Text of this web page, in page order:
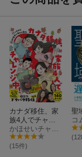
カナダ移住、家
族4人でチャレ
ンジ中！
かほせいチャンネル
(15件)
聖